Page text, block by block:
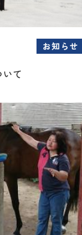
お知らせ
て